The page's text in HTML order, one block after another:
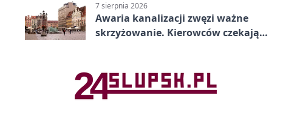
7 sierpnia 2026
Awaria kanalizacji zwęzi ważne
skrzyżowanie. Kierowców czekają